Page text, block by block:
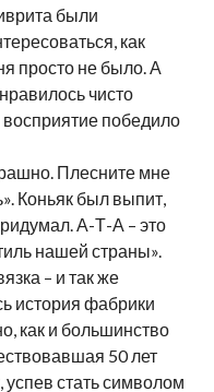
были
как
просто не было. А
чисто
восприятие победило
Плесните мне
Коньяк был выпит,
А-Т-А – это
нашей страны».
– и так же
история фабрики
как и большинство
50 лет
стать символом